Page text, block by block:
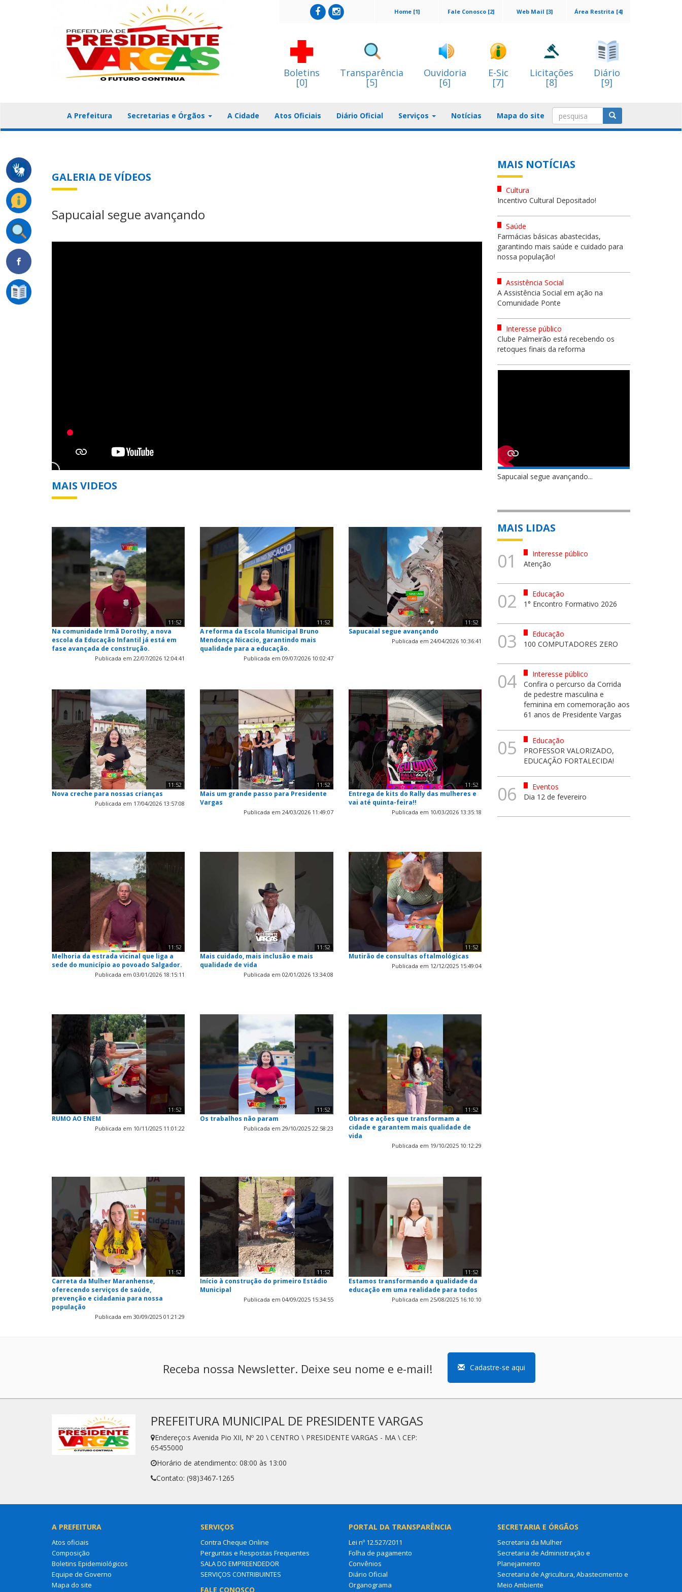
Área Restrita [4]
Web Mail [3]
Fale Conosco [2]
Home [1]
Boletins
[0]
Transparência
[5]
Ouvidoria
[6]
E-Sic
[7]
Licitações
[8]
Diário
[9]
A Prefeitura Secretarias e Órgãos A Cidade Atos Oficiais Diário Oficial Serviços Notícias Mapa do site
GALERIA DE VÍDEOS
Sapucaial segue avançando
MAIS VIDEOS
11:52
Na comunidade Irmã Dorothy, a nova
escola da Educação Infantil já está em
fase avançada de construção.
Publicada em 22/07/2026 12:04:41
11:52
A reforma da Escola Municipal Bruno
Mendonça Nicacio, garantindo mais
qualidade para a educação.
Publicada em 09/07/2026 10:02:47
11:52
Sapucaial segue avançando
Publicada em 24/04/2026 10:36:41
11:52
Nova creche para nossas crianças
Publicada em 17/04/2026 13:57:08
11:52
Mais um grande passo para Presidente
Vargas
Publicada em 24/03/2026 11:49:07
11:52
Entrega de kits do Rally das mulheres e
vai até quinta-feira!!
Publicada em 10/03/2026 13:35:18
11:52
Melhoria da estrada vicinal que liga a
sede do município ao povoado Salgador.
Publicada em 03/01/2026 18:15:11
11:52
Mais cuidado, mais inclusão e mais
qualidade de vida
Publicada em 02/01/2026 13:34:08
11:52
Mutirão de consultas oftalmológicas
Publicada em 12/12/2025 15:49:04
11:52
RUMO AO ENEM
Publicada em 10/11/2025 11:01:22
11:52
Os trabalhos não param
Publicada em 29/10/2025 22:58:23
11:52
Obras e ações que transformam a
cidade e garantem mais qualidade de
vida
Publicada em 19/10/2025 10:12:29
11:52
Carreta da Mulher Maranhense,
oferecendo serviços de saúde,
prevenção e cidadania para nossa
população
Publicada em 30/09/2025 01:21:29
11:52
Início à construção do primeiro Estádio
Municipal
Publicada em 04/09/2025 15:34:55
11:52
Estamos transformando a qualidade da
educação em uma realidade para todos
Publicada em 25/08/2025 16:10:10
MAIS NOTÍCIAS
Cultura
Incentivo Cultural Depositado!
Saúde
Farmácias básicas abastecidas,
garantindo mais saúde e cuidado para
nossa população!
Assistência Social
A Assistência Social em ação na
Comunidade Ponte
Interesse público
Clube Palmeirão está recebendo os
retoques finais da reforma
Sapucaial segue avançando...
MAIS LIDAS
01
Interesse público
Atenção
02
Educação
1° Encontro Formativo 2026
03
Educação
100 COMPUTADORES ZERO
04
Interesse público
Confira o percurso da Corrida
de pedestre masculina e
feminina em comemoração aos
61 anos de Presidente Vargas
05
Educação
PROFESSOR VALORIZADO,
EDUCAÇÃO FORTALECIDA!
06
Eventos
Dia 12 de fevereiro
Receba nossa Newsletter. Deixe seu nome e e-mail! Cadastre-se aqui
PREFEITURA MUNICIPAL DE PRESIDENTE VARGAS
Endereço:s Avenida Pio XII, Nº 20 \ CENTRO \ PRESIDENTE VARGAS - MA \ CEP:
65455000
Horário de atendimento: 08:00 às 13:00
Contato: (98)3467-1265
A PREFEITURA
Atos oficiais
Composição
Boletins Epidemiológicos
Equipe de Governo
Mapa do site
SERVIÇOS
Contra Cheque Online
Perguntas e Respostas Frequentes
SALA DO EMPREENDEDOR
SERVIÇOS CONTRIBUINTES
FALE CONOSCO
PORTAL DA TRANSPARÊNCIA
Lei nº 12.527/2011
Folha de pagamento
Convênios
Diário Oficial
Organograma
SECRETARIA E ÓRGÃOS
Secretaria da Mulher
Secretaria de Administração e
Planejamento
Secretaria de Agricultura, Abastecimento e
Meio Ambiente